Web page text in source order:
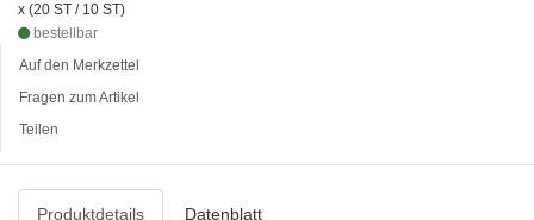
x (20 ST / 10 ST)
bestellbar
Auf den Merkzettel
Fragen zum Artikel
Teilen
Produktdetails Datenblatt